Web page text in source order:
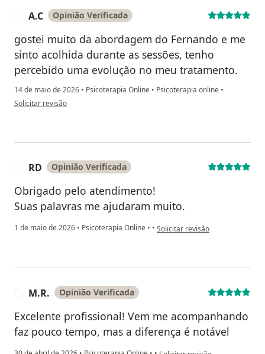
A.C Opinião Verificada
gostei muito da abordagem do Fernando e me
sinto acolhida durante as sessões, tenho
percebido uma evolução no meu tratamento.
14 de maio de 2026 • Psicoterapia Online • Psicoterapia online •
na opinião do utilizador A.C
Solicitar revisão
RD Opinião Verificada
Obrigado pelo atendimento!
Suas palavras me ajudaram muito.
1 de maio de 2026 • Psicoterapia Online • • na opinião do utilizador RD
Solicitar revisão
M.R. Opinião Verificada
Excelente profissional! Vem me acompanhando
faz pouco tempo, mas a diferença é notável
na opinião do utilizador M.R.